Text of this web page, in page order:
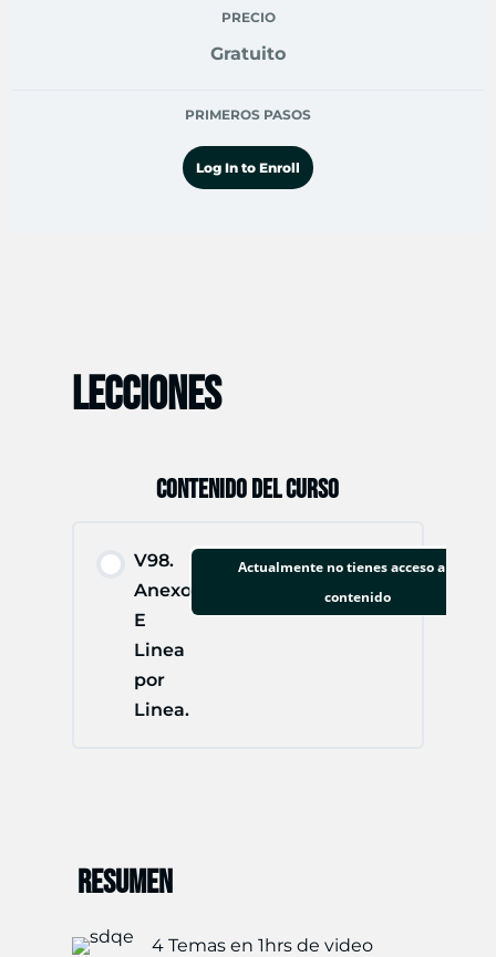
PRECIO
Gratuito
PRIMEROS PASOS
Log In to Enroll
LECCIONES
CONTENIDO DEL CURSO
V98.
Anexo
E
Linea
por
Linea.
Actualmente no tienes acceso a este
contenido
RESUMEN
4 Temas en 1hrs de video